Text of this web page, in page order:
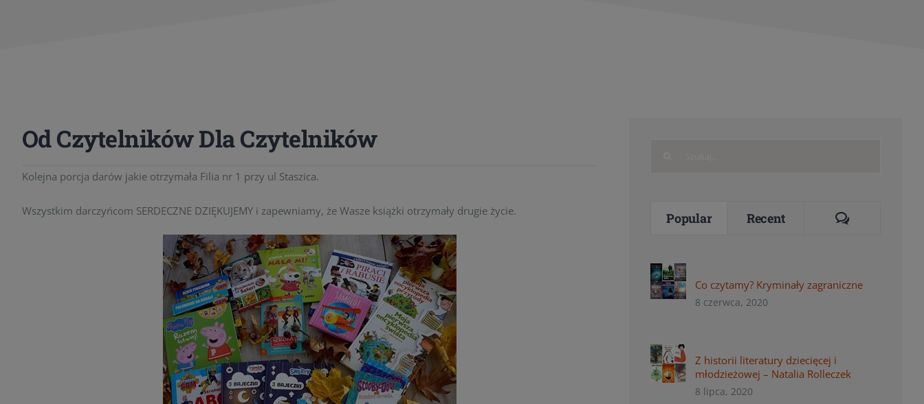
Od Czytelników Dla Czytelników
Kolejna porcja darów jakie otrzymała Filia nr 1 przy ul Staszica.
Wszystkim darczyńcom SERDECZNE DZIĘKUJEMY i zapewniamy, że Wasze książki otrzymały drugie życie. Popular Recent Comments
Co czytamy? Kryminały zagraniczne
8 czerwca, 2020
Z historii literatury dziecięcej i
młodzieżowej – Natalia Rolleczek
8 lipca, 2020